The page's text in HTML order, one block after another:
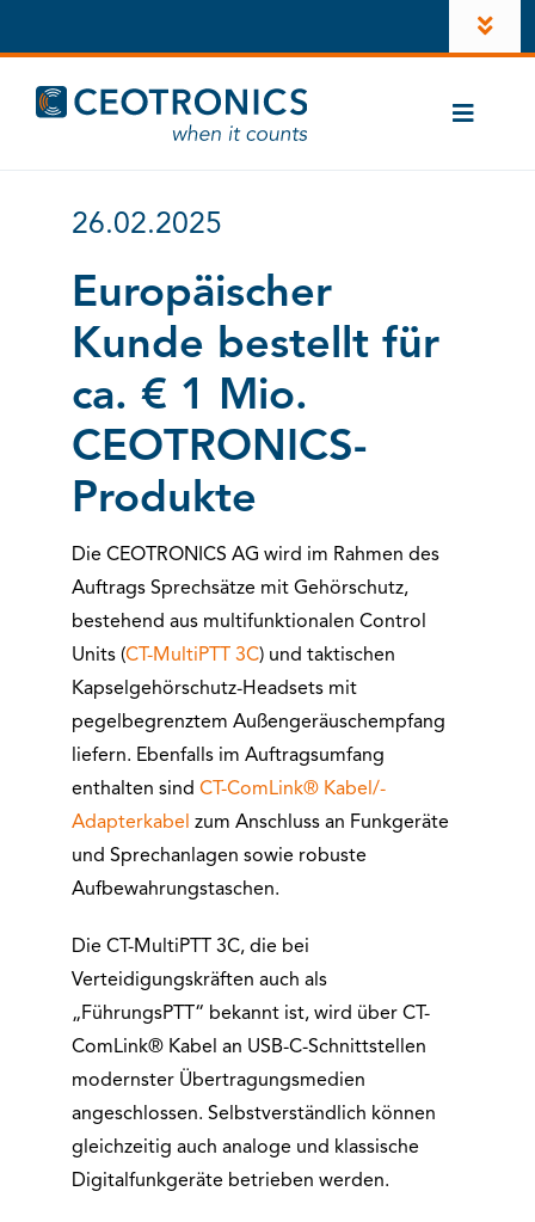
Inhalt
springenUnternehmen
Karriere
Investoren
LinkedIn
Instagram
Toggle
CT-ComLink
Produkte
26.02.2025
Europäischer
Kunde bestellt für
ca. € 1 Mio.
CEOTRONICS-
Produkte
Die CEOTRONICS AG wird im Rahmen des
Auftrags Sprechsätze mit Gehörschutz,
bestehend aus multifunktionalen Control
Units (CT-MultiPTT 3C) und taktischen
Kapselgehörschutz-Headsets mit
pegelbegrenztem Außengeräuschempfang
liefern. Ebenfalls im Auftragsumfang
enthalten sind CT-ComLink® Kabel/-
Adapterkabel zum Anschluss an Funkgeräte
und Sprechanlagen sowie robuste
Aufbewahrungstaschen.
Die CT-MultiPTT 3C, die bei
Verteidigungskräften auch als
„FührungsPTT“ bekannt ist, wird über CT-
ComLink® Kabel an USB-C-Schnittstellen
modernster Übertragungsmedien
angeschlossen. Selbstverständlich können
gleichzeitig auch analoge und klassische
Digitalfunkgeräte betrieben werden.